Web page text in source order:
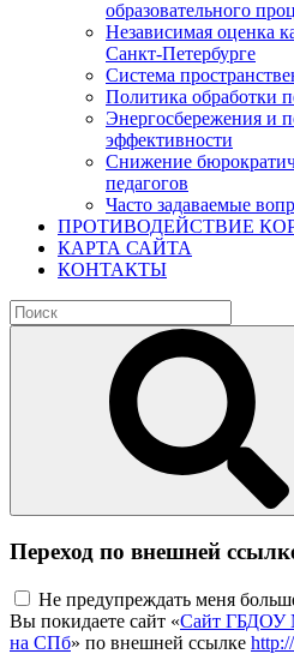
образовательного
Независимая оценка
Санкт-Петербурге
Система
Политика обработки
Энергосбережения и
эффективности
Снижение
педагогов
Часто задаваемые
ПРОТИВОДЕЙСТВИЕ
КАРТА САЙТА
КОНТАКТЫ
Переход по внешней
Не предупреждать меня
Вы покидаете сайт «Сайт ГБДОУ
на СПб» по внешней ссылке